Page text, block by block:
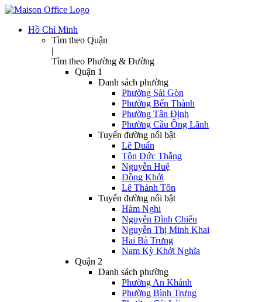
Hồ Chí Minh
Tìm theo Quận
|
Tìm theo Phường & Đường
Quận 1
Danh sách phường
Phường Sài Gòn
Phường Bến Thành
Phường Tân Định
Phường Cầu Ông Lãnh
Tuyến đường nổi bật
Lê Duẩn
Tôn Đức Thắng
Nguyễn Huệ
Đồng Khởi
Lê Thánh Tôn
Tuyến đường nổi bật
Hàm Nghi
Nguyễn Đình Chiểu
Nguyễn Thị Minh Khai
Hai Bà Trưng
Nam Kỳ Khởi Nghĩa
Quận 2
Danh sách phường
Phường An Khánh
Phường Bình Trưng